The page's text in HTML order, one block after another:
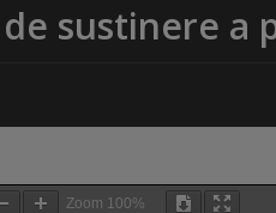
sustinere a
Zoom 100%